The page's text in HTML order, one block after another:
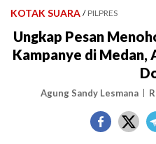
KOTAK SUARA / PILPRES
Ungkap Pesan
Kampanye di Medan,
Agung Sandy Lesmana